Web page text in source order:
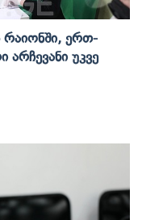
Რაიონში, Ერთ-
Არჩევანი Უკვე